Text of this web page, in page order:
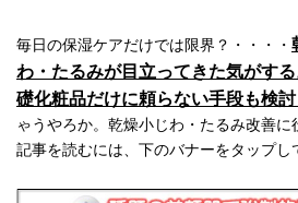
毎日の保湿ケアだけでは限界？・・・・
わ・たるみが目立ってきた気がす
礎化粧品だけに頼らない手段も検
ゃうやろか。乾燥小じわ・たるみ改善
記事を読むには、下のバナーをタップし